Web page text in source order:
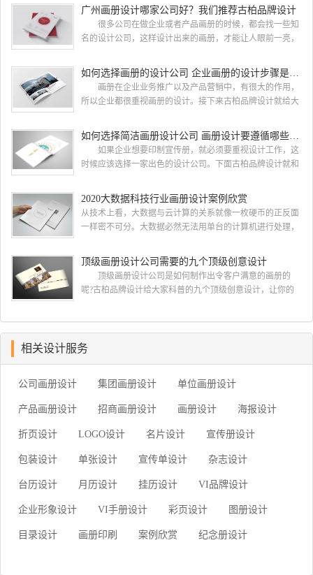
广州画册设计哪家公司好？我们推荐古柏品牌设计
很多公司在做企业或者产品画册的时候，都会找一些知
名的设计公司，这样设计出来的画册，才能让人眼前一亮，
册设计找哪家公司。 广州画册设计哪家公司好？本地人
都会选择古柏品牌设计 广州古柏品牌设计有限公司成立
于2004年，是由一群专业、独特的IT精英组成的团队。一直
如何选择画册的设计公司 企业画册的设计步骤是怎样的
画册在企业业务推广以及产品营销中，有很大的作用，
所以企业都很重视画册的设计。接下来古柏品牌设计就给大
样的? 画册的设计公司 如何选择画册的设计公
司 一，设计水准，这个可以通过设计公司之前的案例来
大概判断一下，比如之前是否做过类似的行业等等 二，
如何选择简洁画册设计公司 画册设计要遵循哪些原则
如果企业想要印制宣传册，就必须要重视设计工作，这
时候应该选择一家出色的设计公司。下面古柏品牌设计就和
循哪些原则? 简洁画册设计公司 如何选择简洁画册
设计公司 一、看公司背景 互联网上存在许多可以查
询企业注册资本与经营状况的企业安全软件，客户们在招标
2020大数据科技行业画册设计案例欣赏
从技术上看，大数据与云计算的关系就像一枚硬币的正反面
一样密不可分。大数据必然无法用单台的计算机进行处理，
数据挖掘。但它必须依托云计算的分布式处理、分布式数据
库和云存储、虚拟化技术。最近古柏就接到一项关于大数据
科技行业画册设计项目，下面我们一起开分析下由古柏小编
顶级画册设计公司需要的九个顶级创意设计
顶级画册设计公司是如何制作出令客户满意的画册的
呢?古柏品牌设计给大家科普的九个顶级创意设计，让你的
开始之前了解你的目的 当您在考虑如何设计宣传册时，
首先要问客户为什么认为他们需要一本宣传册。然后让他们
相关设计服务
公司画册设计 集团画册设计 单位画册设计
产品画册设计 招商画册设计 画册设计 海报设计
折页设计 LOGO设计 名片设计 宣传册设计
包装设计 单张设计 宣传单设计 杂志设计
台历设计 月历设计 挂历设计 VI品牌设计
企业形象设计 VI手册设计 彩页设计 图册设计
目录设计 画册印刷 案例欣赏 纪念册设计